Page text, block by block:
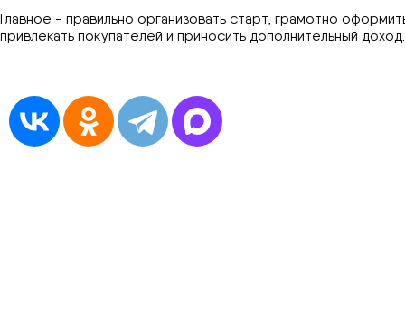
Главное - правильно организовать старт, грамотно
привлекать покупателей и приносить дополнительный доход.